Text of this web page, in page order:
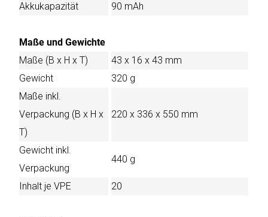
Akkukapazität 90 mAh
Maße und Gewichte
Maße (B x H x T)
43 x 16 x 43 mm
Gewicht
320 g
Maße inkl.
Verpackung (B x H x
T)
220 x 336 x 550 mm
Gewicht inkl.
Verpackung
440 g
Inhalt je VPE 20